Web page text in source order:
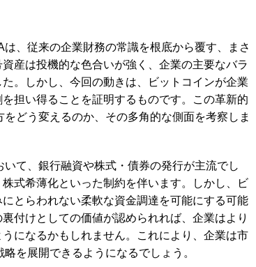
、従来の企業財務の常識を根底から覆す、まさ
産は投機的な色合いが強く、企業の主要なバラ
。しかし、今回の動きは、ビットコインが企業
担い得ることを証明するものです。この革新的
どう変えるのか、その多角的な側面を考察しま
て、銀行融資や株式・債券の発行が主流でし
式希薄化といった制約を伴います。しかし、ビ
とらわれない柔軟な資金調達を可能にする可能
付けとしての価値が認められれば、企業はより
になるかもしれません。これにより、企業は市
を展開できるようになるでしょう。